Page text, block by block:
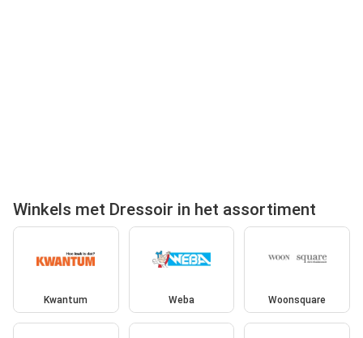
Winkels met Dressoir in het assortiment
Kwantum Weba Woonsquare